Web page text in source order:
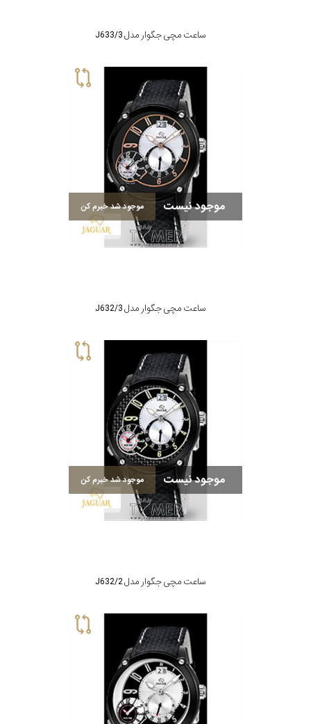
ساعت مچی جگوار مدل J633/3
موجود نیست موجود شد خبرم کن
ساعت مچی جگوار مدل J632/3
موجود نیست موجود شد خبرم کن
ساعت مچی جگوار مدل J632/2